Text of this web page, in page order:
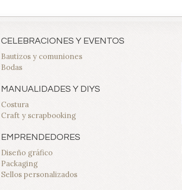
CELEBRACIONES Y EVENTOS
Bautizos y comuniones
Bodas
MANUALIDADES Y DIYS
Costura
Craft y scrapbooking
EMPRENDEDORES
Diseño gráfico
Packaging
Sellos personalizados